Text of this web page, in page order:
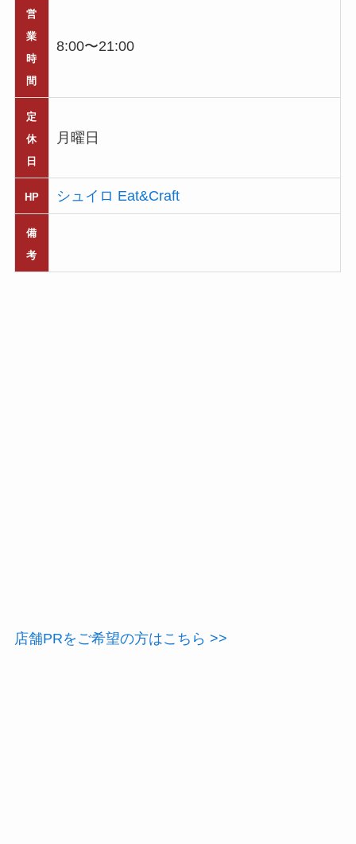
営
業
時
間
8:00〜21:00
定
休
日
月曜日
HP シュイロ Eat&Craft
備
考
店舗PRをご希望の方はこちら >>